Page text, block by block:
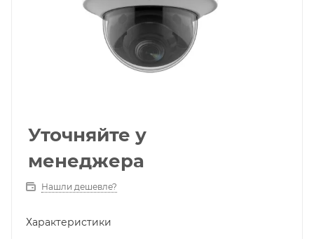
Уточняйте у
менеджера
Нашли дешевле?
Характеристики